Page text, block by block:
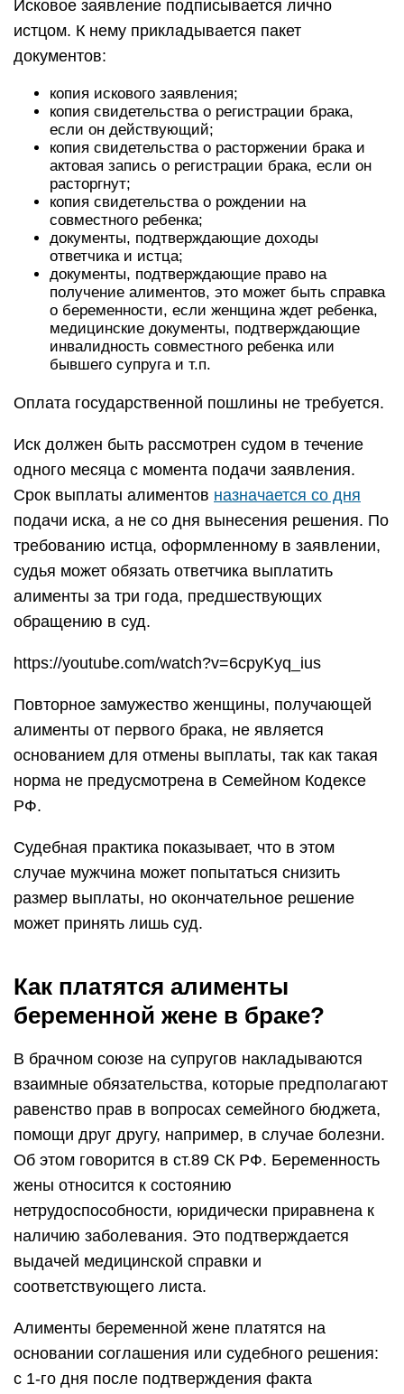
Исковое заявление подписывается лично
истцом. К нему прикладывается пакет
документов:
копия искового заявления;
копия свидетельства о регистрации брака,
если он действующий;
копия свидетельства о расторжении брака и
актовая запись о регистрации брака, если он
расторгнут;
копия свидетельства о рождении на
совместного ребенка;
документы, подтверждающие доходы
ответчика и истца;
документы, подтверждающие право на
получение алиментов, это может быть справка
о беременности, если женщина ждет ребенка,
медицинские документы, подтверждающие
инвалидность совместного ребенка или
бывшего супруга и т.п.
Оплата государственной пошлины не требуется.
Иск должен быть рассмотрен судом в течение
одного месяца с момента подачи заявления.
Срок выплаты алиментов назначается со дня
подачи иска, а не со дня вынесения решения. По
требованию истца, оформленному в заявлении,
судья может обязать ответчика выплатить
алименты за три года, предшествующих
обращению в суд.
https://youtube.com/watch?v=6cpyKyq_ius
Повторное замужество женщины, получающей
алименты от первого брака, не является
основанием для отмены выплаты, так как такая
норма не предусмотрена в Семейном Кодексе
РФ.
Судебная практика показывает, что в этом
случае мужчина может попытаться снизить
размер выплаты, но окончательное решение
может принять лишь суд.
Как платятся алименты
беременной жене в браке?
В брачном союзе на супругов накладываются
взаимные обязательства, которые предполагают
равенство прав в вопросах семейного бюджета,
помощи друг другу, например, в случае болезни.
Об этом говорится в ст.89 СК РФ. Беременность
жены относится к состоянию
нетрудоспособности, юридически приравнена к
наличию заболевания. Это подтверждается
выдачей медицинской справки и
соответствующего листа.
Алименты беременной жене платятся на
основании соглашения или судебного решения:
с 1-го дня после подтверждения факта